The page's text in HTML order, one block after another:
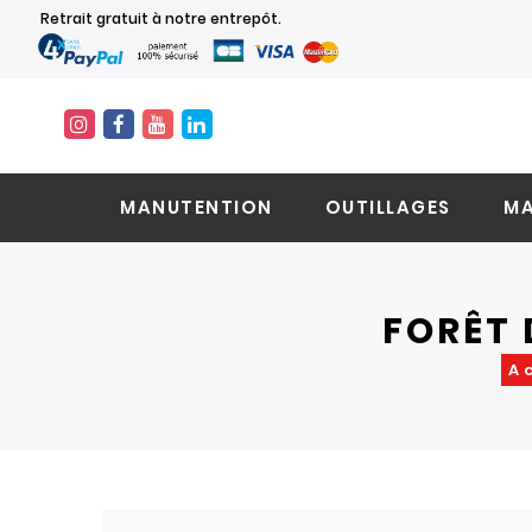
Retrait gratuit à notre entrepôt.
MANUTENTION OUTILLAGES